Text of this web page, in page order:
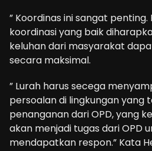
” Koordinas ini sangat
koordinasi yang baik
keluhan dari masyarakat
secara maksimal.
” Lurah harus secega
persoalan di lingkungan yang
penanganan dari OPD, yang
akan menjadi tugas dari OPD
mendapatkan respon.” Kata